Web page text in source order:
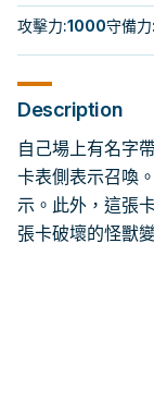
攻擊力:1000守備力:
Description
自己場上有名字
卡表側表示召喚
示。此外，這張
張卡破壞的怪獸